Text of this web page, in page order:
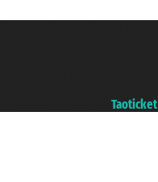
Taoticket